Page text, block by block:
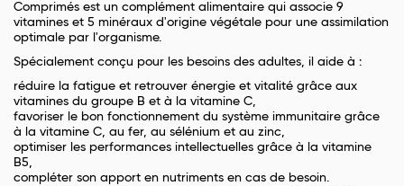
Comprimés est un complément alimentaire qui associe 9
vitamines et 5 minéraux d'origine végétale pour une assimilation
optimale par l'organisme.
Spécialement conçu pour les besoins des adultes, il aide à :
réduire la fatigue et retrouver énergie et vitalité grâce aux
vitamines du groupe B et à la vitamine C,
favoriser le bon fonctionnement du système immunitaire grâce
à la vitamine C, au fer, au sélénium et au zinc,
optimiser les performances intellectuelles grâce à la vitamine
B5,
compléter son apport en nutriments en cas de besoin.